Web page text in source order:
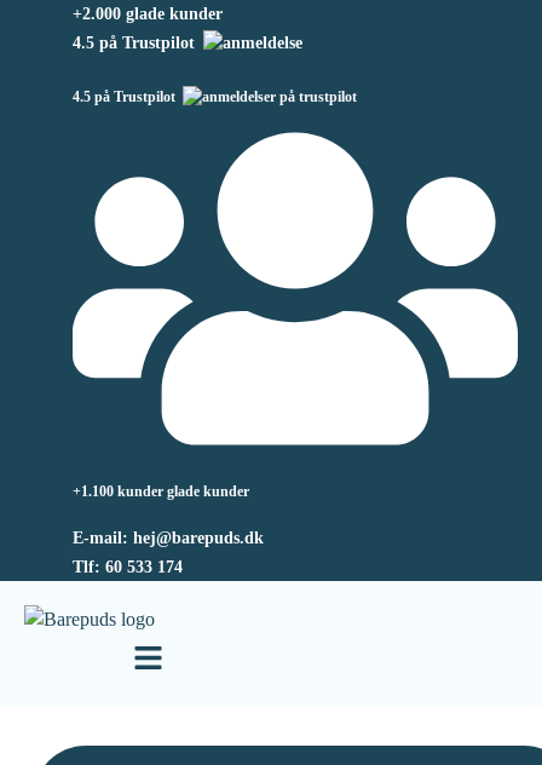
+2.000 glade kunder
4.5 på Trustpilot
4.5 på Trustpilot
+1.100 kunder glade kunder
E-mail: hej@barepuds.dk
Tlf: 60 533 174